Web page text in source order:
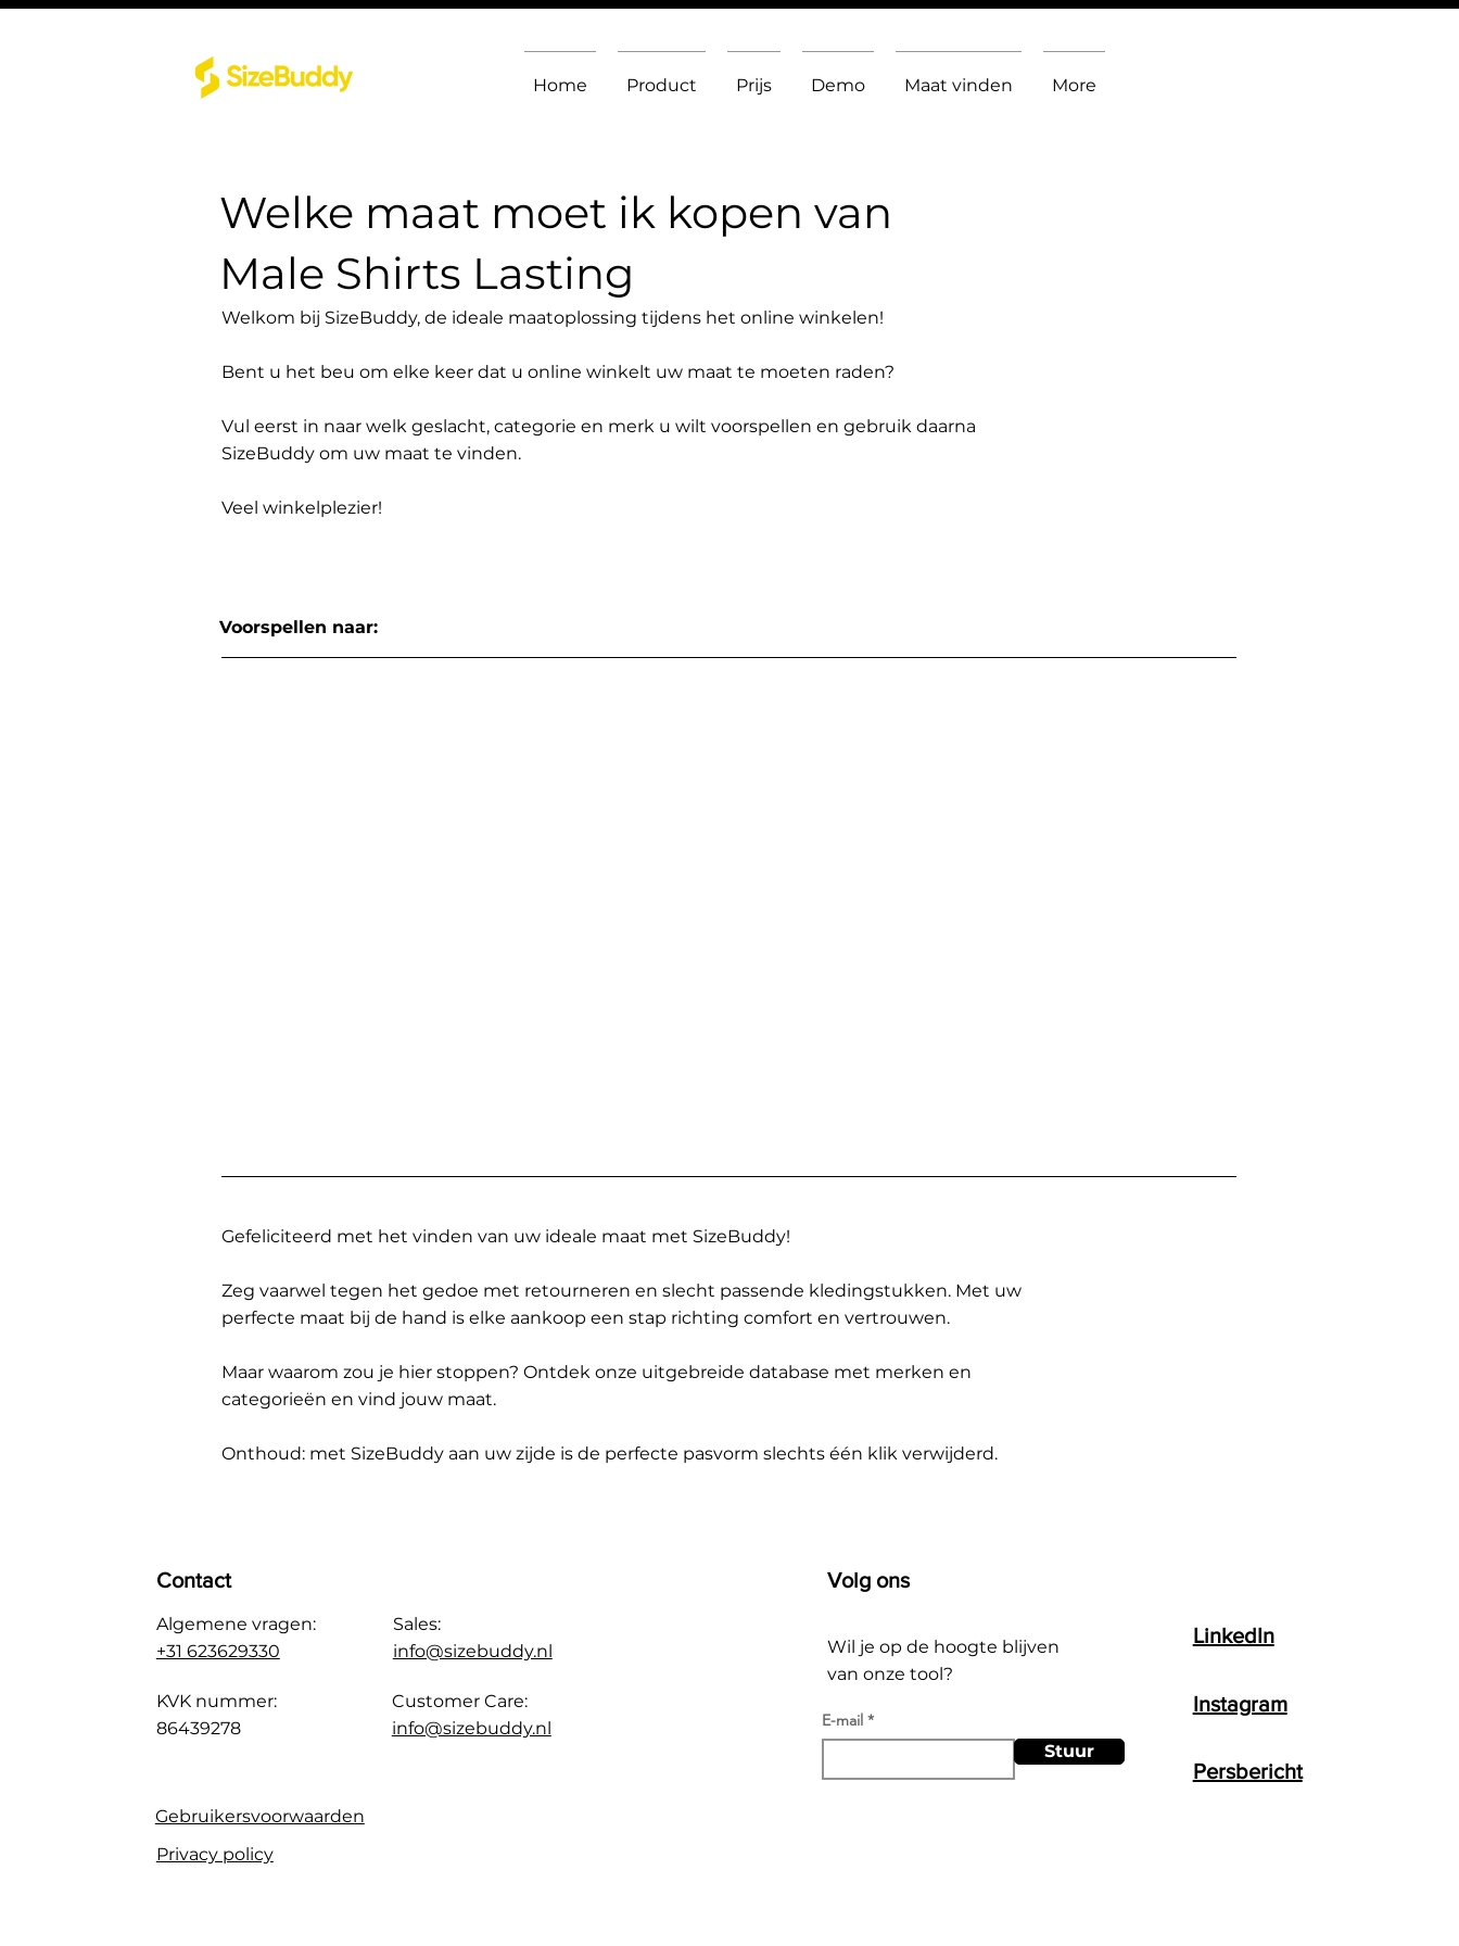
Home Product Prijs Demo Maat vinden More
Welke maat moet ik kopen van
Male Shirts Lasting
Welkom bij SizeBuddy, de ideale maatoplossing tijdens het online winkelen!
Bent u het beu om elke keer dat u online winkelt uw maat te moeten raden?
Vul eerst in naar welk geslacht, categorie en merk u wilt voorspellen en gebruik daarna
SizeBuddy om uw maat te vinden.
Veel winkelplezier!
Voorspellen naar:
Gefeliciteerd met het vinden van uw ideale maat met SizeBuddy!
Zeg vaarwel tegen het gedoe met retourneren en slecht passende kledingstukken. Met uw
perfecte maat bij de hand is elke aankoop een stap richting comfort en vertrouwen.
Maar waarom zou je hier stoppen? Ontdek onze uitgebreide database met merken en
categorieën en vind jouw maat.
Onthoud: met SizeBuddy aan uw zijde is de perfecte pasvorm slechts één klik verwijderd.
Contact
Algemene vragen:
+31 623629330
KVK nummer:
86439278
Sales:
info@sizebuddy.nl
Customer Care:
info@sizebuddy.nl
Gebruikersvoorwaarden
Privacy policy
Volg ons
Wil je op de hoogte blijven
van onze tool?
E-mail
Stuur
LinkedIn
Instagram
Persbericht